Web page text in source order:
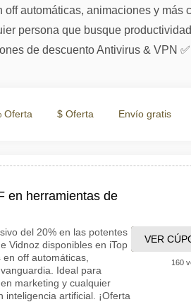
automáticas, animaciones y
persona que busque
de descuento Antivirus & VPN ✅
Oferta $ Oferta Envío gratis
en herramientas de
del 20% en las potentes
Vidnoz disponibles en iTop
off automáticas,
Ideal para
marketing y cualquier
artificial. ¡Oferta
VER
160